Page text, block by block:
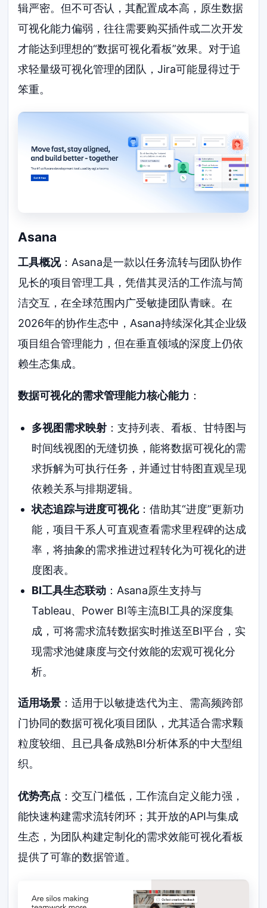
辑严密。但不可否认，其配置成本高，原生数据
可视化能力偏弱，往往需要购买插件或二次开发
才能达到理想的“数据可视化看板”效果。对于追
求轻量级可视化管理的团队，Jira可能显得过于
笨重。
Asana
工具概况：Asana是一款以任务流转与团队协作
见长的项目管理工具，凭借其灵活的工作流与简
洁交互，在全球范围内广受敏捷团队青睐。在
2026年的协作生态中，Asana持续深化其企业级
项目组合管理能力，但在垂直领域的深度上仍依
赖生态集成。
数据可视化的需求管理能力核心能力 ：
多视图需求映射：支持列表、看板、甘特图与
时间线视图的无缝切换，能将数据可视化的需
求拆解为可执行任务，并通过甘特图直观呈现
依赖关系与排期逻辑。
状态追踪与进度可视化：借助其“进度”更新功
能，项目干系人可直观查看需求里程碑的达成
率，将抽象的需求推进过程转化为可视化的进
度图表。
BI工具生态联动：Asana原生支持与
Tableau、Power BI等主流BI工具的深度集
成，可将需求流转数据实时推送至BI平台，实
现需求池健康度与交付效能的宏观可视化分
析。
适用场景 ：适用于以敏捷迭代为主、需高频跨部
门协同的数据可视化项目团队，尤其适合需求颗
粒度较细、且已具备成熟BI分析体系的中大型组
织。
优势亮点 ：交互门槛低，工作流自定义能力强，
能快速构建需求流转闭环；其开放的API与集成
生态，为团队构建定制化的需求效能可视化看板
提供了可靠的数据管道。